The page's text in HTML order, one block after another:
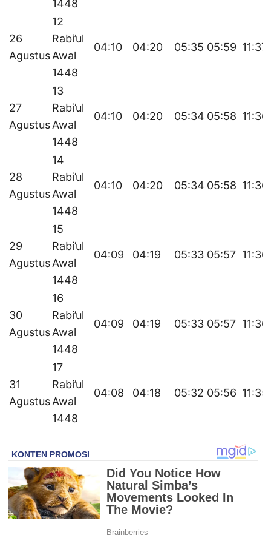
1448
26
Agustus
12
Rabi’ul
Awal
1448
04:10 04:20 05:35 05:59 11:37
27
Agustus
13
Rabi’ul
Awal
1448
04:10 04:20 05:34 05:58 11:36
28
Agustus
14
Rabi’ul
Awal
1448
04:10 04:20 05:34 05:58 11:36
29
Agustus
15
Rabi’ul
Awal
1448
04:09 04:19 05:33 05:57 11:36
30
Agustus
16
Rabi’ul
Awal
1448
04:09 04:19 05:33 05:57 11:36
31
Agustus
17
Rabi’ul
Awal
1448
04:08 04:18 05:32 05:56 11:35